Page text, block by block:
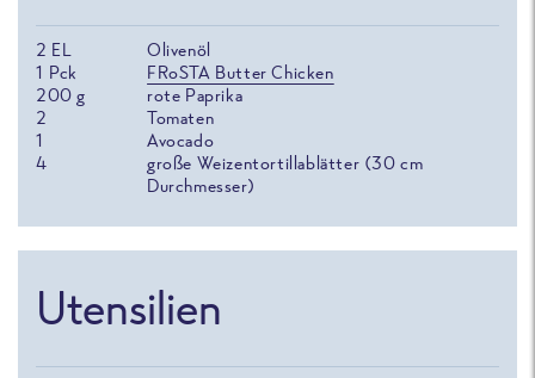
2 EL
Olivenöl
1 Pck
FRoSTA Butter Chicken
200 g
rote Paprika
2
Tomaten
1
Avocado
4
große Weizentortillablätter (30 cm
Durchmesser)
Utensilien